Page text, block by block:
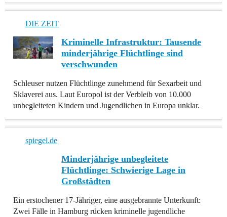
DIE ZEIT
Kriminelle Infrastruktur: Tausende
minderjährige Flüchtlinge sind
verschwunden
Schleuser nutzen Flüchtlinge zunehmend für Sexarbeit und
Sklaverei aus. Laut Europol ist der Verbleib von 10.000
unbegleiteten Kindern und Jugendlichen in Europa unklar.
spiegel.de
Minderjährige unbegleitete
Flüchtlinge: Schwierige Lage in
Großstädten
Ein erstochener 17-Jähriger, eine ausgebrannte Unterkunft:
Zwei Fälle in Hamburg rücken kriminelle jugendliche